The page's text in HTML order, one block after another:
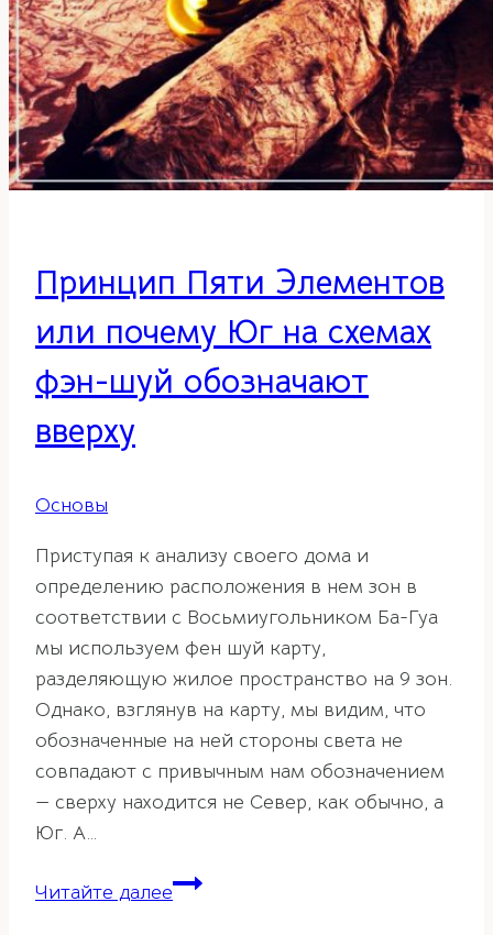
Принцип Пяти Элементов
или почему Юг на схемах
фэн-шуй обозначают
вверху
Основы
Приступая к анализу своего дома и
определению расположения в нем зон в
соответствии с Восьмиугольником Ба-Гуа
мы используем фен шуй карту,
разделяющую жилое пространство на 9 зон.
Однако, взглянув на карту, мы видим, что
обозначенные на ней стороны света не
совпадают с привычным нам обозначением
— сверху находится не Север, как обычно, а
Юг. А…
Читайте далееПринцип